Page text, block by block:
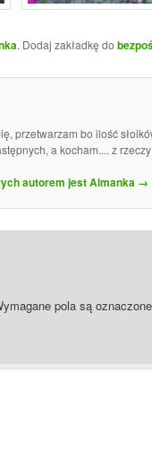
. Dodaj zakładkę do
przetwarzam bo ilość
a kocham.... z
autorem jest Almanka →
pola są oznaczone